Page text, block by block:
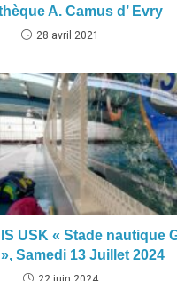
A. Camus d’ Evry
28 avril 2021
USK « Stade nautique
Samedi 13 Juillet 2024